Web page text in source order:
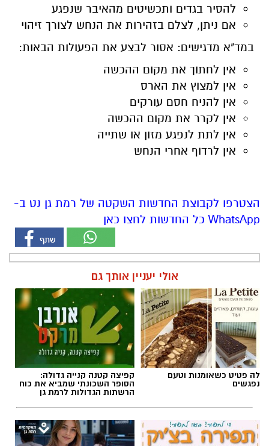
להסיר בגדים ותכשיטים מהאיבר שנפגע
אם ניתן, לצלם בזהירות את הנחש לצורך זיהוי
במד"א מדגישים: אסור לבצע את הפעולות הבאות:
אין לחתוך את מקום ההכשה
אין למצוץ את הארס
אין להניח חסם עורקים
אין לקרר את מקום ההכשה
אין לתת לנפגע מזון או שתייה
אין לרדוף אחרי הנחש
הצטרפו לקבוצת החדשות השקטה של רמת גן נט ב-
WhatsApp כל החדשות לחצו כאן
אולי יעניין אותך גם
לה פטיט כשאומנות וטעם
נפגשים
קפיצה קטנה קנייה גדולה:
הסופר השכונתי שמביא את כוח
הרשתות הגדולות לרמת גן